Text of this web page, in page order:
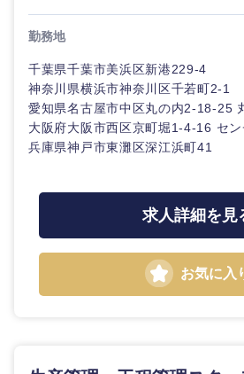
岐阜県
愛知県
勤務地
千葉県千葉市美浜区新港229-4
神奈川県横浜市神奈川区千若町2-1
愛知県名古屋市中区丸の内2-18-25
大阪府大阪市西区京町堀1-4-16 セ
兵庫県神戸市東灘区深江浜町41
求人詳細を見
お気に入